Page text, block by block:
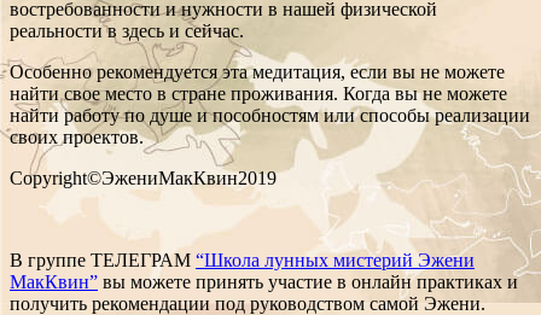
востребованности и нужности в нашей физической
реальности в здесь и сейчас.
Особенно рекомендуется эта медитация, если вы не можете
найти свое место в стране проживания. Когда вы не можете
найти работу по душе и пособностям или способы реализации
своих проектов.
Copyright©ЭжениМакКвин2019
В группе ТЕЛЕГРАМ “Школа лунных мистерий Эжени
МакКвин” вы можете принять участие в онлайн практиках и
получить рекомендации под руководством самой Эжени.